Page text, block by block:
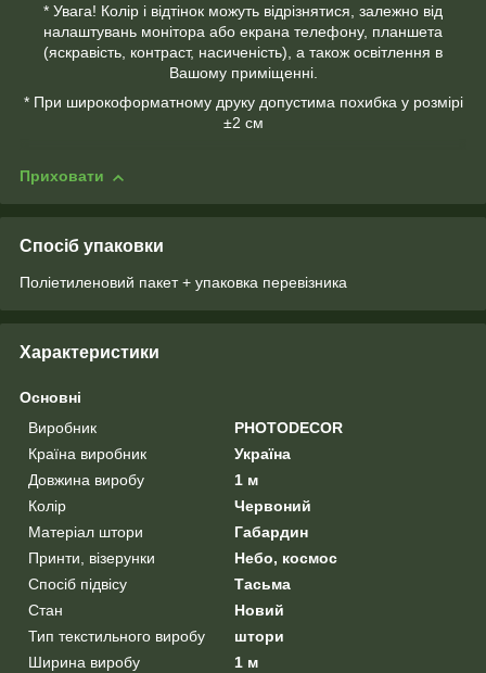
* Увага! Колір і відтінок можуть відрізнятися, залежно від
налаштувань монітора або екрана телефону, планшета
(яскравість, контраст, насиченість), а також освітлення в
Вашому приміщенні.
* При широкоформатному друку допустима похибка у розмірі
±2 см
Приховати
Спосіб упаковки
Поліетиленовий пакет + упаковка перевізника
Характеристики
Основні
Виробник
PHOTODECOR
Країна виробник
Україна
Довжина виробу
1 м
Колір
Червоний
Матеріал штори
Габардин
Принти, візерунки
Небо, космос
Спосіб підвісу
Тасьма
Стан
Новий
Тип текстильного виробу
штори
Ширина виробу
1 м